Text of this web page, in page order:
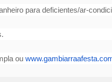
para deficientes/ar-
ou